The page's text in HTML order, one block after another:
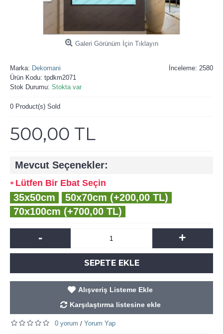
Galeri Görünüm İçin Tıklayın
İnceleme: 2580
Marka: Dekomani
Ürün Kodu: tpdkm2071
Stok Durumu: Stokta var
0 Product(s) Sold
500,00 TL
Mevcut Seçenekler:
Lütfen Bir Ebat Seçin
35x50cm
50x70cm (+200,00 TL)
70x100cm (+700,00 TL)
- +
SEPETE EKLE
Alışveriş Listeme Ekle
Karşılaştırma listesine ekle
0 yorum / Yorum Yap